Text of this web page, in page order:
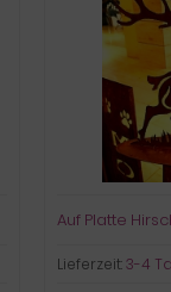
Auf Platte
Lieferzeit:3-4